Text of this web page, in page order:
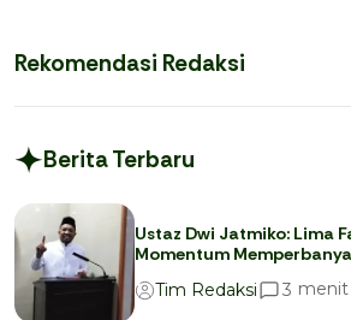
Rekomendasi Redaksi
Berita Terbaru
Ustaz Dwi Jatmiko: Lima
Momentum
Tim Redaksi
3 menit